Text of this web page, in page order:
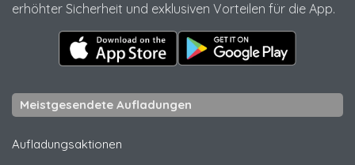
erhöhter Sicherheit und exklusiven Vorteilen für die App.
Meistgesendete Aufladungen
Aufladungsaktionen